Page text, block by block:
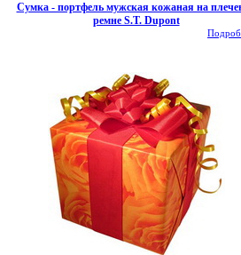
Сумка - портфель мужская кожаная на
ремне S.T. Dupont